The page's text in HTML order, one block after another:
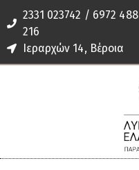
2331 023742 / 6972 488
216
Ιεραρχών 14, Βέροια